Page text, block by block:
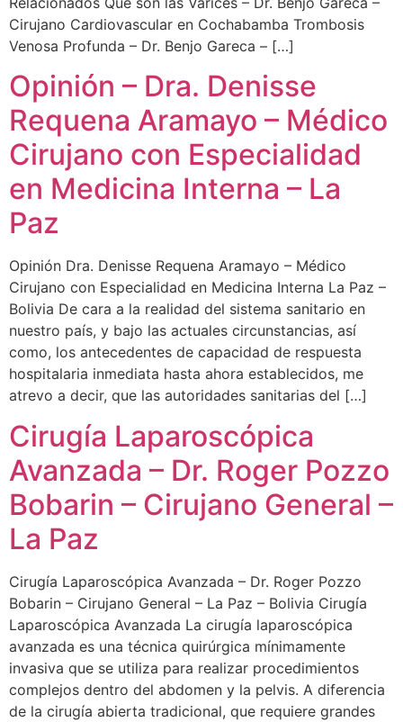
Cirujano Cardiovascular en Cochabamba Trombosis
Venosa Profunda – Dr. Benjo Gareca – […]
Opinión – Dra. Denisse
Requena Aramayo – Médico
Cirujano con Especialidad
en Medicina Interna – La
Paz
Opinión Dra. Denisse Requena Aramayo – Médico
Cirujano con Especialidad en Medicina Interna La Paz –
Bolivia De cara a la realidad del sistema sanitario en
nuestro país, y bajo las actuales circunstancias, así
como, los antecedentes de capacidad de respuesta
hospitalaria inmediata hasta ahora establecidos, me
atrevo a decir, que las autoridades sanitarias del […]
Cirugía Laparoscópica
Avanzada – Dr. Roger Pozzo
Bobarin – Cirujano General –
La Paz
Cirugía Laparoscópica Avanzada – Dr. Roger Pozzo
Bobarin – Cirujano General – La Paz – Bolivia Cirugía
Laparoscópica Avanzada La cirugía laparoscópica
avanzada es una técnica quirúrgica mínimamente
invasiva que se utiliza para realizar procedimientos
complejos dentro del abdomen y la pelvis. A diferencia
de la cirugía abierta tradicional, que requiere grandes